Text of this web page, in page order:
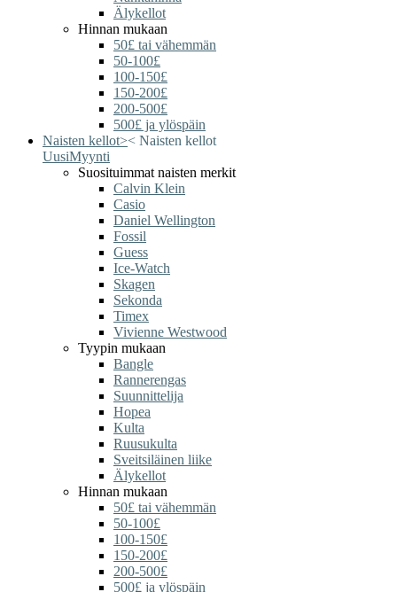
Älykellot
Hinnan mukaan
50£ tai vähemmän
50-100£
100-150£
150-200£
200-500£
500£ ja ylöspäin
Naisten kellot>< Naisten kellot
UusiMyynti
Suosituimmat naisten merkit
Calvin Klein
Casio
Daniel Wellington
Fossil
Guess
Ice-Watch
Skagen
Sekonda
Timex
Vivienne Westwood
Tyypin mukaan
Bangle
Rannerengas
Suunnittelija
Hopea
Kulta
Ruusukulta
Sveitsiläinen liike
Älykellot
Hinnan mukaan
50£ tai vähemmän
50-100£
100-150£
150-200£
200-500£
500£ ja ylöspäin